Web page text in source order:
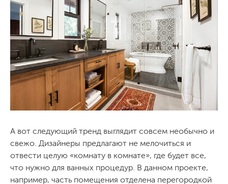
А вот следующий тренд выглядит совсем необычно и
свежо. Дизайнеры предлагают не мелочиться и
отвести целую «комнату в комнате», где будет все,
что нужно для ванных процедур. В данном проекте,
например, часть помещения отделена перегородкой